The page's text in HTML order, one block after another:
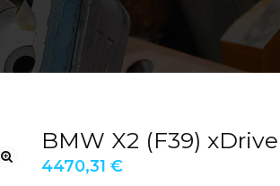
BMW X2 (F39)
4470,31 €